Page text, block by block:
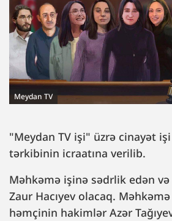
Meydan TV
"Meydan TV işi" üzrə cinayət
tərkibinin icraatına verilib.
Məhkəmə işinə sədrlik edən
Zaur Hacıyev olacaq.
həmçinin hakimlər Azər